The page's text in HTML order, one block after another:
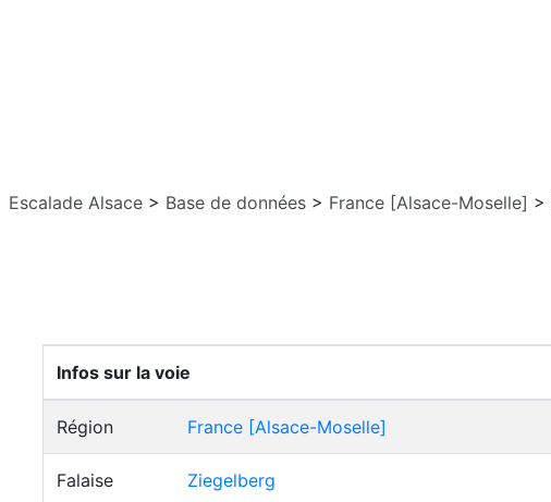
Escalade Alsace > Base de données > France [Alsace-Moselle] >
Infos sur la voie
Région France [Alsace-Moselle]
Falaise Ziegelberg